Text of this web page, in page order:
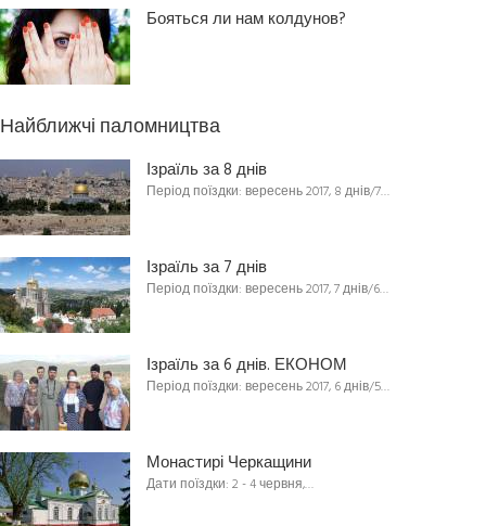
Бояться ли нам колдунов?
Найближчі паломництва
Ізраїль за 8 днів
Період поїздки: вересень 2017, 8 днів/7…
Ізраїль за 7 днів
Період поїздки: вересень 2017, 7 днів/6…
Ізраїль за 6 днів. ЕКОНОМ
Період поїздки: вересень 2017, 6 днів/5…
Монастирі Черкащини
Дати поїздки: 2 - 4 червня,…